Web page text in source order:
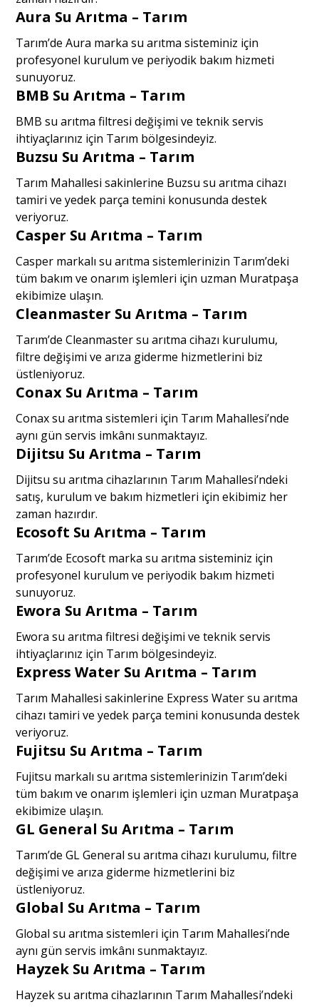
Aura Su Arıtma – Tarım
Tarım’de Aura marka su arıtma sisteminiz için
profesyonel kurulum ve periyodik bakım hizmeti
sunuyoruz.
BMB Su Arıtma – Tarım
BMB su arıtma filtresi değişimi ve teknik servis
ihtiyaçlarınız için Tarım bölgesindeyiz.
Buzsu Su Arıtma – Tarım
Tarım Mahallesi sakinlerine Buzsu su arıtma cihazı
tamiri ve yedek parça temini konusunda destek
veriyoruz.
Casper Su Arıtma – Tarım
Casper markalı su arıtma sistemlerinizin Tarım’deki
tüm bakım ve onarım işlemleri için uzman Muratpaşa
ekibimize ulaşın.
Cleanmaster Su Arıtma – Tarım
Tarım’de Cleanmaster su arıtma cihazı kurulumu,
filtre değişimi ve arıza giderme hizmetlerini biz
üstleniyoruz.
Conax Su Arıtma – Tarım
Conax su arıtma sistemleri için Tarım Mahallesi’nde
aynı gün servis imkânı sunmaktayız.
Dijitsu Su Arıtma – Tarım
Dijitsu su arıtma cihazlarının Tarım Mahallesi’ndeki
satış, kurulum ve bakım hizmetleri için ekibimiz her
zaman hazırdır.
Ecosoft Su Arıtma – Tarım
Tarım’de Ecosoft marka su arıtma sisteminiz için
profesyonel kurulum ve periyodik bakım hizmeti
sunuyoruz.
Ewora Su Arıtma – Tarım
Ewora su arıtma filtresi değişimi ve teknik servis
ihtiyaçlarınız için Tarım bölgesindeyiz.
Express Water Su Arıtma – Tarım
Tarım Mahallesi sakinlerine Express Water su arıtma
cihazı tamiri ve yedek parça temini konusunda destek
veriyoruz.
Fujitsu Su Arıtma – Tarım
Fujitsu markalı su arıtma sistemlerinizin Tarım’deki
tüm bakım ve onarım işlemleri için uzman Muratpaşa
ekibimize ulaşın.
GL General Su Arıtma – Tarım
Tarım’de GL General su arıtma cihazı kurulumu, filtre
değişimi ve arıza giderme hizmetlerini biz
üstleniyoruz.
Global Su Arıtma – Tarım
Global su arıtma sistemleri için Tarım Mahallesi’nde
aynı gün servis imkânı sunmaktayız.
Hayzek Su Arıtma – Tarım
Hayzek su arıtma cihazlarının Tarım Mahallesi’ndeki